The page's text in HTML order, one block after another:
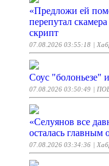
«Предложи ей
перепутал
скрипт
07.08.2026 03:55:18 |
Соус "болоньезе"
07.08.2026 03:50:49 |
«Селуянов все
осталась
07.08.2026 03:34:36 |